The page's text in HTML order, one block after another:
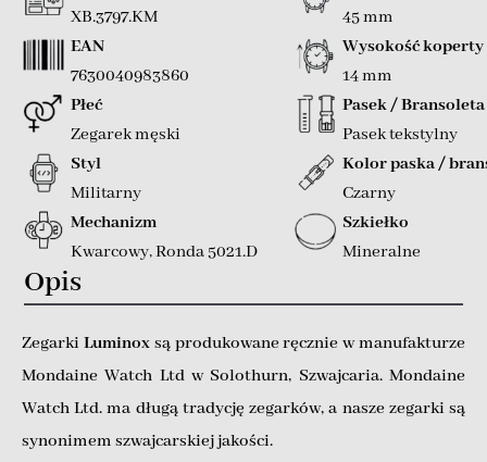
XB.3797.KM
EAN
7630040983860
Płeć
Zegarek męski
Styl
Militarny
Mechanizm
Kwarcowy,Ronda 5021.D
45 mm
Wysokość koperty
14 mm
Pasek / Bransoleta
Pasek tekstylny
Kolor paska /
Czarny
Szkiełko
Mineralne
Opis
Zegarki Luminoxsą produkowane ręcznie w manufakturze
Mondaine Watch Ltd w Solothurn, Szwajcaria. Mondaine
Watch Ltd. ma długą tradycję zegarków, a nasze zegarki są
synonimem szwajcarskiej jakości.